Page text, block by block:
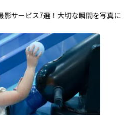
影サービス7選！大切な瞬間を写真に